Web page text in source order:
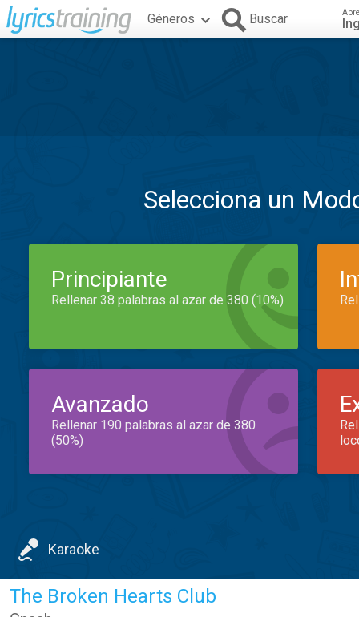
Géneros Buscar
Selecciona un
Principiante
Rellenar 38 palabras al azar de 380 (10%)
Avanzado
Rellenar 190 palabras al azar de 380
(50%)
Karaoke
The Broken Hearts Club